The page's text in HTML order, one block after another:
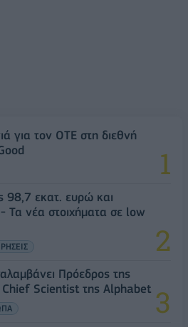
για τον ΟΤΕ στη διεθνή
98,7 εκατ. ευρώ και
νέα στοιχήματα σε low
Πρόεδρος της
Chief Scientist της Alphabet